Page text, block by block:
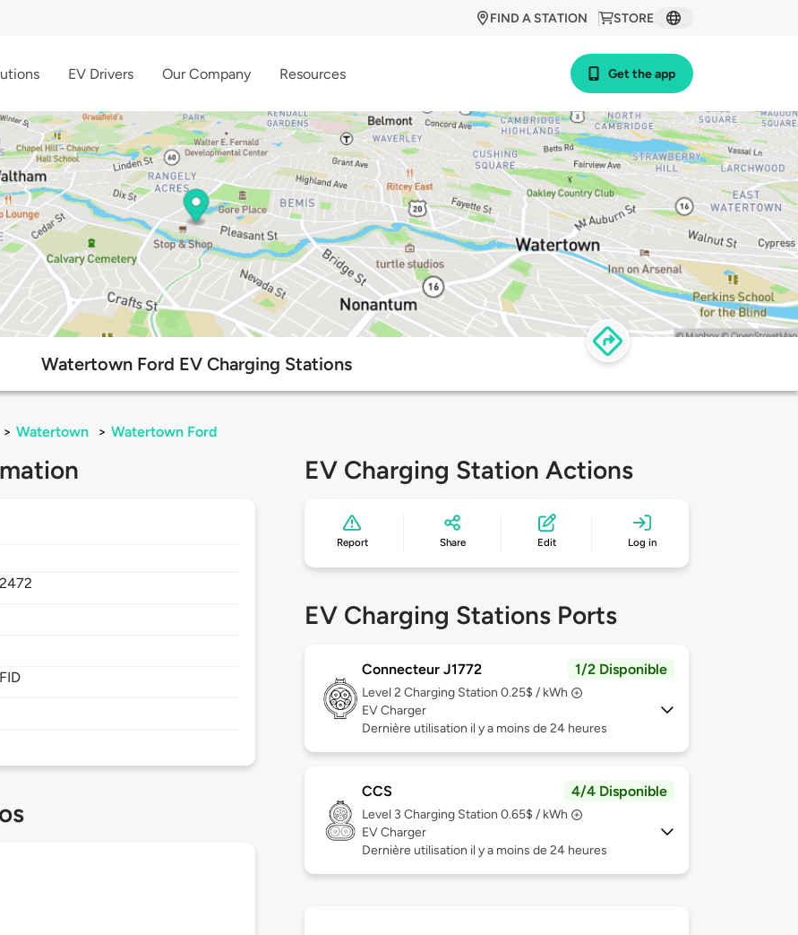
STORE
FIND A STATION
EV Drivers Our Company Resources Get the app
Watertown Ford EV Charging Stations
> Watertown > Watertown Ford
EV Charging Station Actions
Report Share Edit Log in
EV Charging Stations Ports
Connecteur J1772 1/2 Disponible
Level 2 Charging Station 0.25$ / kWh
EV Charger
Dernière utilisation il y a moins de 24 heures
CCS 4/4 Disponible
Level 3 Charging Station 0.65$ / kWh
EV Charger
Dernière utilisation il y a moins de 24 heures